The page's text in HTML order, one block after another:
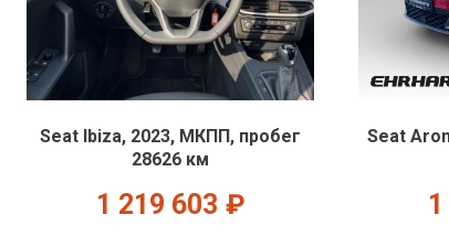
Seat Ibiza, 2023, МКПП, пробег
28626 км
1 219 603 ₽
Seat